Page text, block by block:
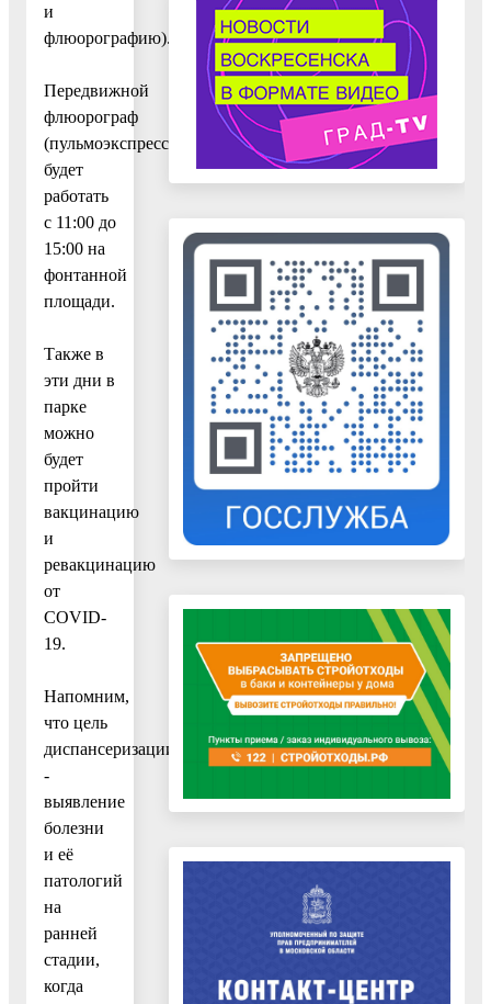
и
флюорографию).
Передвижной
флюорограф
(пульмоэкспресс)
будет
работать
с 11:00 до
15:00 на
фонтанной
площади.
Также в
эти дни в
парке
можно
будет
пройти
вакцинацию
и
ревакцинацию
от
COVID-
19.
Напомним,
что цель
диспансеризации
-
выявление
болезни
и её
патологий
на
ранней
стадии,
когда